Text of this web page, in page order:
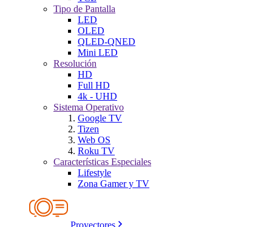
Tipo de Pantalla
LED
OLED
QLED-QNED
Mini LED
Resolución
HD
Full HD
4k - UHD
Sistema Operativo
Google TV
Tizen
Web OS
Roku TV
Características Especiales
Lifestyle
Zona Gamer y TV
Proyectores